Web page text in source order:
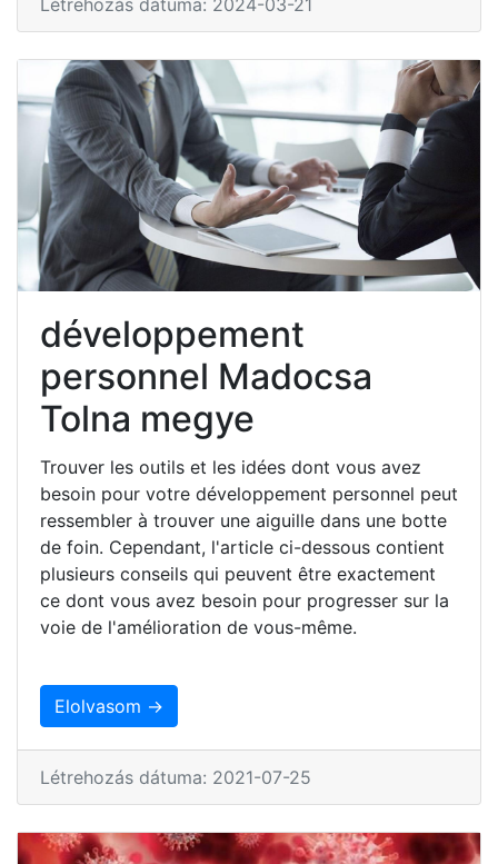
développement
personnel Madocsa
Tolna megye
Trouver les outils et les idées dont vous avez
besoin pour votre développement personnel peut
ressembler à trouver une aiguille dans une botte
de foin. Cependant, l'article ci-dessous contient
plusieurs conseils qui peuvent être exactement
ce dont vous avez besoin pour progresser sur la
voie de l'amélioration de vous-même.
Elolvasom →
Létrehozás dátuma: 2021-07-25